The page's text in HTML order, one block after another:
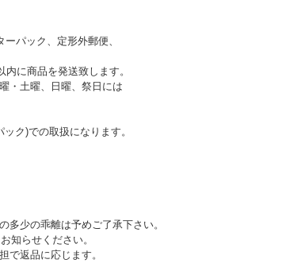
パック、定形外郵便、
内に商品を発送致します。
・土曜、日曜、祭日には
さい。
ク)での取扱になります。
多少の乖離は予めご了承下さい。
お知らせください。
で返品に応じます。